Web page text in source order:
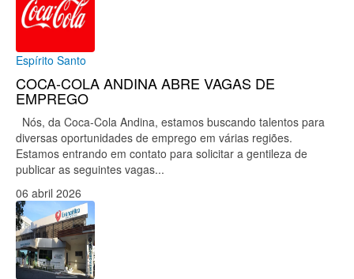
Espírito Santo
COCA-COLA ANDINA ABRE VAGAS DE
EMPREGO
Nós, da Coca-Cola Andina, estamos buscando talentos para
diversas oportunidades de emprego em várias regiões.
Estamos entrando em contato para solicitar a gentileza de
publicar as seguintes vagas...
06 abril 2026